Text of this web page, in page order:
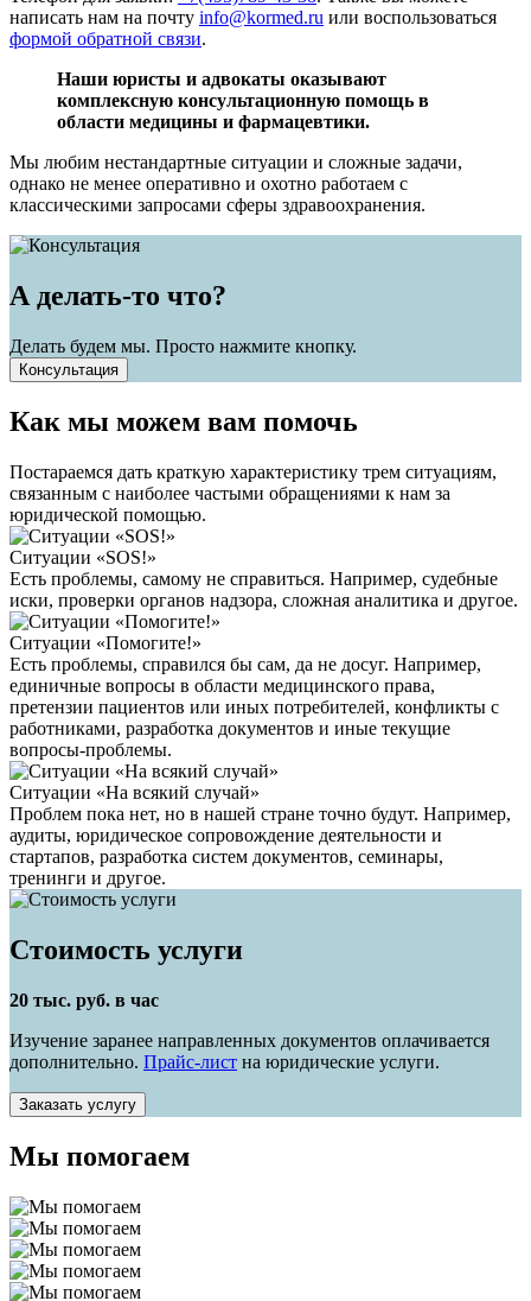
написать нам на почту info@kormed.ru или воспользоваться
формой обратной связи.
Наши юристы и адвокаты оказывают
комплексную консультационную помощь в
области медицины и фармацевтики.
Мы любим нестандартные ситуации и сложные задачи,
однако не менее оперативно и охотно работаем с
классическими запросами сферы здравоохранения.
А делать-то что?
Делать будем мы. Просто нажмите кнопку.
Консультация
Как мы можем вам помочь
Постараемся дать краткую характеристику трем ситуациям,
связанным с наиболее частыми обращениями к нам за
юридической помощью.
Ситуации «SOS!»
Есть проблемы, самому не справиться. Например, судебные
иски, проверки органов надзора, сложная аналитика и другое.
Ситуации «Помогите!»
Есть проблемы, справился бы сам, да не досуг. Например,
единичные вопросы в области медицинского права,
претензии пациентов или иных потребителей, конфликты с
работниками, разработка документов и иные текущие
вопросы-проблемы.
Ситуации «На всякий случай»
Проблем пока нет, но в нашей стране точно будут. Например,
аудиты, юридическое сопровождение деятельности и
стартапов, разработка систем документов, семинары,
тренинги и другое.
Стоимость услуги
20 тыс. руб. в час
Изучение заранее направленных документов оплачивается
дополнительно. Прайс-лист на юридические услуги.
Заказать услугу
Мы помогаем